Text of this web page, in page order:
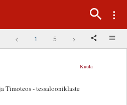
< 1 5 >
Kuula
Timoteos - tessalooniklaste